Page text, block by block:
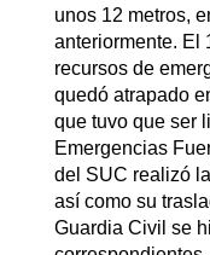
unos 12 metros,
anteriormente. El
recursos de
quedó atrapado
que tuvo que ser
Emergencias
del SUC realizó
así como su
Guardia Civil se